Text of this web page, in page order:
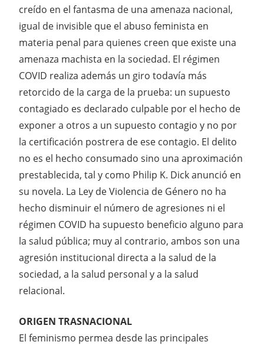
creído en el fantasma de una amenaza nacional,
igual de invisible que el abuso feminista en
materia penal para quienes creen que existe una
amenaza machista en la sociedad. El régimen
COVID realiza además un giro todavía más
retorcido de la carga de la prueba: un supuesto
contagiado es declarado culpable por el hecho de
exponer a otros a un supuesto contagio y no por
la certificación postrera de ese contagio. El delito
no es el hecho consumado sino una aproximación
prestablecida, tal y como Philip K. Dick anunció en
su novela. La Ley de Violencia de Género no ha
hecho disminuir el número de agresiones ni el
régimen COVID ha supuesto beneficio alguno para
la salud pública; muy al contrario, ambos son una
agresión institucional directa a la salud de la
sociedad, a la salud personal y a la salud
relacional.
ORIGEN TRASNACIONAL
El feminismo permea desde las principales